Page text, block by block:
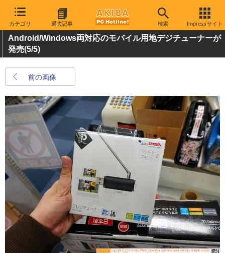
カテゴリ 過去記事 検索 Impressサイト
Android/Windows両対応のモバイル用地デジチューナーが
発売(5/5)
前の画像